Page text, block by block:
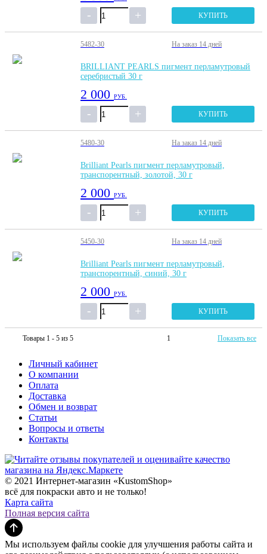
КУПИТЬ
5482-30 На заказ 14 дней
BRILLIANT PEARLS пигмент перламутровый
серебристый 30 г
2 000 РУБ.
КУПИТЬ
5480-30 На заказ 14 дней
Brilliant Pearls пигмент перламутровый,
транспорентный, золотой, 30 г
2 000 РУБ.
КУПИТЬ
5450-30 На заказ 14 дней
Brilliant Pearls пигмент перламутровый,
транспорентный, синий, 30 г
2 000 РУБ.
КУПИТЬ
Товары 1 - 5 из 5 1 Показать все
Личный кабинет
О компании
Оплата
Доставка
Обмен и возврат
Статьи
Вопросы и ответы
Контакты
© 2021 Интернет-магазин «KustomShop»
всё для покраски авто и не только!
Карта сайта
Полная версия сайта
Мы используем файлы cookie для улучшения работы сайта и